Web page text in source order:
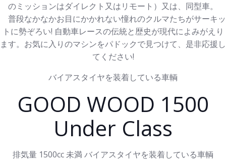
のミッションはダイレクト又はリモート）又は、同型車。
普段なかなかお目にかかれない憧れのクルマたちがサーキッ
トに勢ぞろい! 自動車レースの伝統と歴史が現代によみがえり
ます。お気に入りのマシンをパドックで見つけて、是非応援し
てください!
バイアスタイヤを装着している車輌
GOOD WOOD 1500
Under Class
排気量 1500cc 未満 バイアスタイヤを装着している車輌